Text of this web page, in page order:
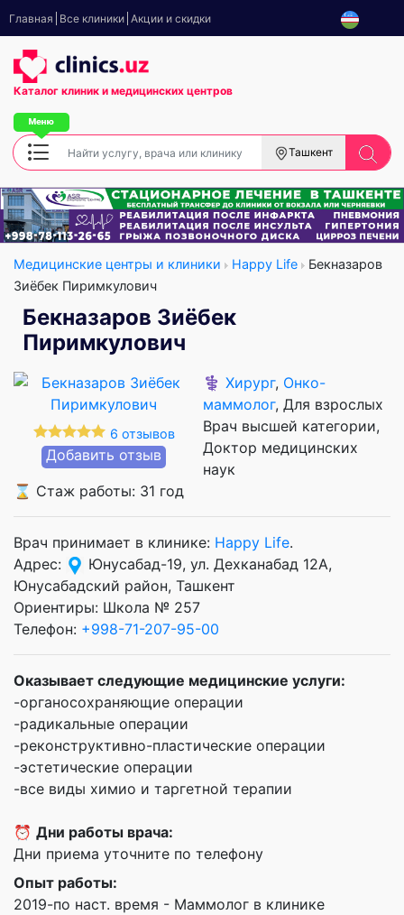
Главная Все клиники Акции и скидки
Каталог клиник и медицинских центров
Ташкент
Медицинские центры и клиники Happy Life
Бекназаров
Зиёбек Пиримкулович
Бекназаров Зиёбек
Пиримкулович
6 отзывов
Добавить отзыв
⚕️ Хирург, Онко-
маммолог, Для взрослых
Врач высшей категории
Доктор медицинских
наук
⌛ Стаж работы: 31 год
Врач принимает в клинике: Happy Life.
Адрес:
Юнусабад-19, ул. Дехканабад 12А,
Юнусабадский район, Ташкент
Ориентиры: Школа № 257
Телефон: +998-71-207-95-00
Оказывает следующие медицинские услуги:
-органосохраняющие операции
-радикальные операции
-реконструктивно-пластические операции
-эстетические операции
-все виды химио и таргетной терапии
⏰ Дни работы врача:
Дни приема уточните по телефону
Опыт работы:
2019-по наст. время - Маммолог в клинике